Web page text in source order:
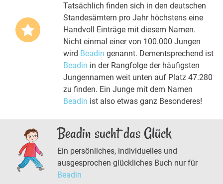
Tatsächlich finden sich in den deutschen
Standesämtern pro Jahr höchstens eine
Handvoll Einträge mit diesem Namen.
Nicht einmal einer von 100.000 Jungen
wird Beadin genannt. Dementsprechend ist
Beadin in der Rangfolge der häufigsten
Jungennamen weit unten auf Platz 47.280
zu finden. Ein Junge mit dem Namen
Beadin ist also etwas ganz Besonderes!
Beadin sucht das Glück
Ein persönliches, individuelles und
ausgesprochen glückliches Buch nur für
Beadin